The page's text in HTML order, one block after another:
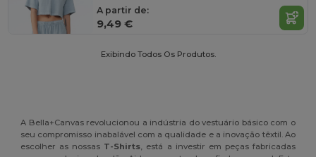
A partir de:
9,49 €
Exibindo Todos Os Produtos.
A Bella+Canvas revolucionou a indústria do vestuário básico com o
seu compromisso inabalável com a qualidade e a inovação têxtil. Ao
escolher as nossas T-Shirts , está a investir em peças fabricadas